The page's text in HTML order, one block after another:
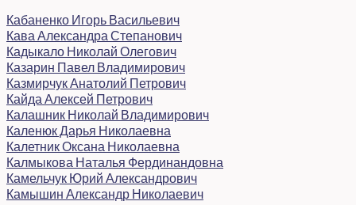
Кабаненко Игорь Васильевич
Кава Александра Степанович
Кадыкало Николай Олегович
Казарин Павел Владимирович
Казмирчук Анатолий Петрович
Кайда Алексей Петрович
Калашник Николай Владимирович
Каленюк Дарья Николаевна
Калетник Оксана Николаевна
Калмыкова Наталья Фердинандовна
Камельчук Юрий Александрович
Камышин Александр Николаевич